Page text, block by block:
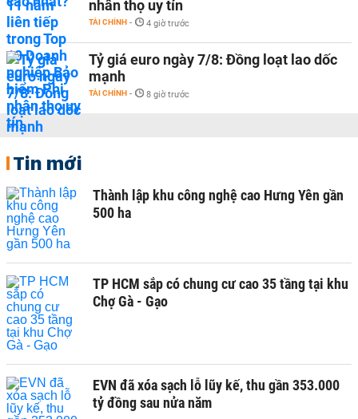
nhân thọ uy tín
TÀI CHÍNH - 4 giờ trước
Tỷ giá euro ngày 7/8: Đồng loạt lao dốc
mạnh
TÀI CHÍNH - 8 giờ trước
Tin mới
Thành lập khu công nghệ cao Hưng Yên gần
500 ha
TP HCM sắp có chung cư cao 35 tầng tại khu
Chợ Gà - Gạo
EVN đã xóa sạch lỗ lũy kế, thu gần 353.000
tỷ đồng sau nửa năm